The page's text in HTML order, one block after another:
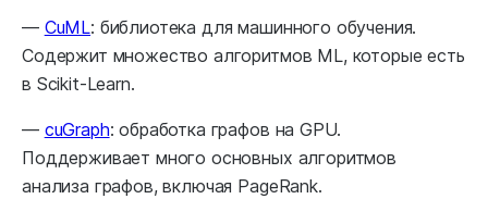
— CuML: библиотека для машинного обучения.
Содержит множество алгоритмов ML, которые есть
в Scikit-Learn.
— cuGraph: обработка графов на GPU.
Поддерживает много основных алгоритмов
анализа графов, включая PageRank.